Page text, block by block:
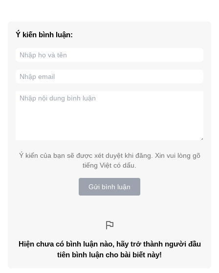
Ý kiến bình luận:
Ý kiến của bạn sẽ được xét duyệt khi đăng. Xin vui lòng gõ
tiếng Việt có dấu.
Gửi bình luận
Hiện chưa có bình luận nào, hãy trở thành người đầu
tiên bình luận cho bài biết này!